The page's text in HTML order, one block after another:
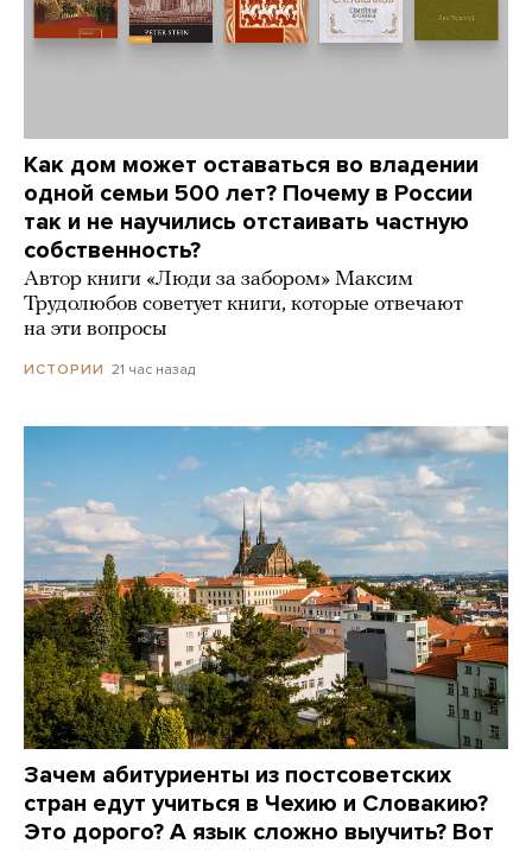
Как дом может оставаться во владении
одной семьи 500 лет? Почему в России
так и не научились отстаивать частную
собственность?
Автор книги «Люди за забором» Максим
Трудолюбов советует книги, которые отвечают
на эти вопросы
ИСТОРИИ 21 час назад
Зачем абитуриенты из постсоветских
стран едут учиться в Чехию и Словакию?
Это дорого? А язык сложно выучить? Вот